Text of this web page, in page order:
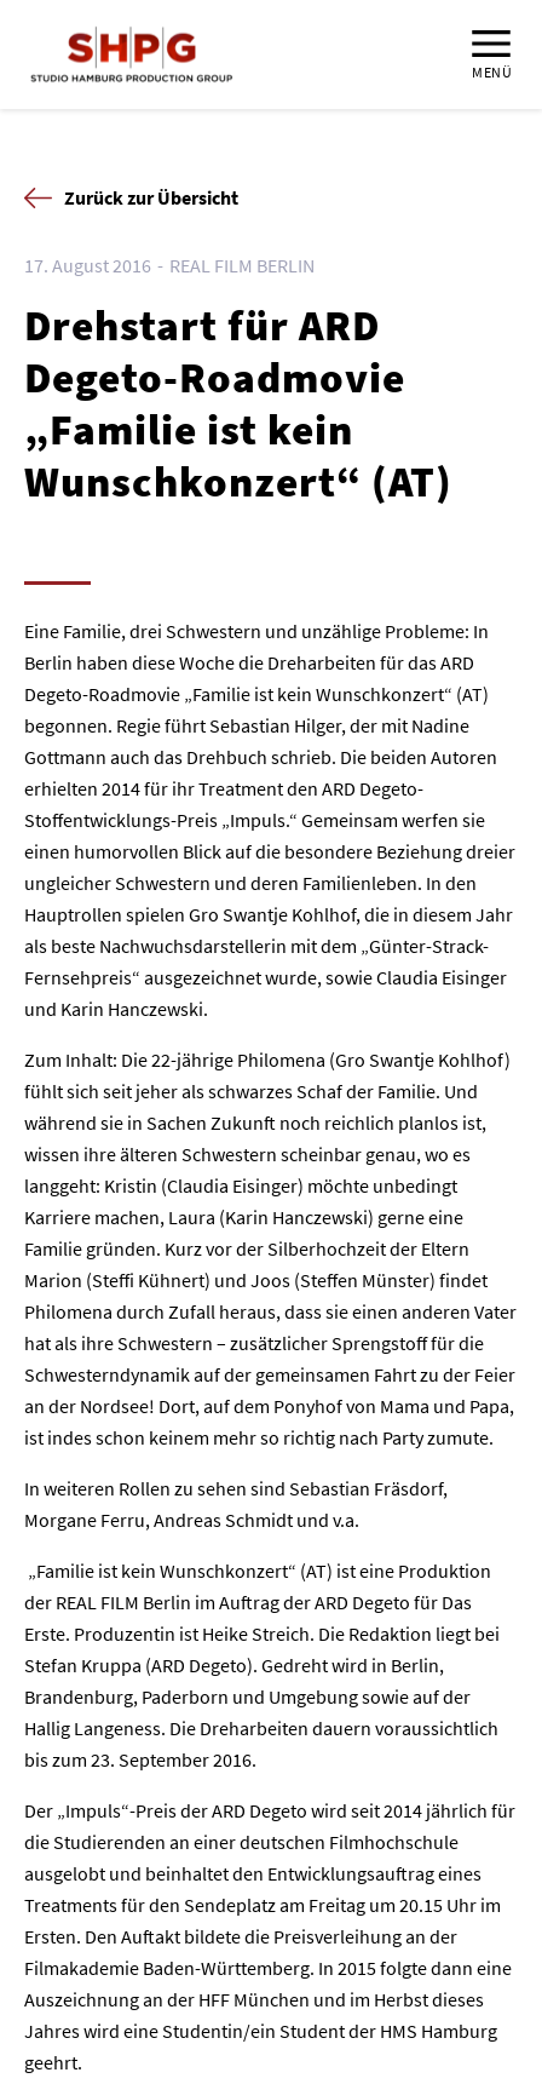
MENÜ
Zurück zur Übersicht
17. August 2016 REAL FILM BERLIN
Drehstart für ARD
Degeto-Roadmovie
„Familie ist kein
Wunschkonzert“ (AT)
Eine Familie, drei Schwestern und unzählige Probleme: In
Berlin haben diese Woche die Dreharbeiten für das ARD
Degeto-Roadmovie „Familie ist kein Wunschkonzert“ (AT)
begonnen. Regie führt Sebastian Hilger, der mit Nadine
Gottmann auch das Drehbuch schrieb. Die beiden Autoren
erhielten 2014 für ihr Treatment den ARD Degeto-
Stoffentwicklungs-Preis „Impuls.“ Gemeinsam werfen sie
einen humorvollen Blick auf die besondere Beziehung dreier
ungleicher Schwestern und deren Familienleben. In den
Hauptrollen spielen Gro Swantje Kohlhof, die in diesem Jahr
als beste Nachwuchsdarstellerin mit dem „Günter-Strack-
Fernsehpreis“ ausgezeichnet wurde, sowie Claudia Eisinger
und Karin Hanczewski.
Zum Inhalt: Die 22-jährige Philomena (Gro Swantje Kohlhof)
fühlt sich seit jeher als schwarzes Schaf der Familie. Und
während sie in Sachen Zukunft noch reichlich planlos ist,
wissen ihre älteren Schwestern scheinbar genau, wo es
langgeht: Kristin (Claudia Eisinger) möchte unbedingt
Karriere machen, Laura (Karin Hanczewski) gerne eine
Familie gründen. Kurz vor der Silberhochzeit der Eltern
Marion (Steffi Kühnert) und Joos (Steffen Münster) findet
Philomena durch Zufall heraus, dass sie einen anderen Vater
hat als ihre Schwestern – zusätzlicher Sprengstoff für die
Schwesterndynamik auf der gemeinsamen Fahrt zu der Feier
an der Nordsee! Dort, auf dem Ponyhof von Mama und Papa,
ist indes schon keinem mehr so richtig nach Party zumute.
In weiteren Rollen zu sehen sind Sebastian Fräsdorf,
Morgane Ferru, Andreas Schmidt und v.a.
„Familie ist kein Wunschkonzert“ (AT) ist eine Produktion
der REAL FILM Berlin im Auftrag der ARD Degeto für Das
Erste. Produzentin ist Heike Streich. Die Redaktion liegt bei
Stefan Kruppa (ARD Degeto). Gedreht wird in Berlin,
Brandenburg, Paderborn und Umgebung sowie auf der
Hallig Langeness. Die Dreharbeiten dauern voraussichtlich
bis zum 23. September 2016.
Der „Impuls“-Preis der ARD Degeto wird seit 2014 jährlich für
die Studierenden an einer deutschen Filmhochschule
ausgelobt und beinhaltet den Entwicklungsauftrag eines
Treatments für den Sendeplatz am Freitag um 20.15 Uhr im
Ersten. Den Auftakt bildete die Preisverleihung an der
Filmakademie Baden-Württemberg. In 2015 folgte dann eine
Auszeichnung an der HFF München und im Herbst dieses
Jahres wird eine Studentin/ein Student der HMS Hamburg
geehrt.
Home
Unternehmen
Presse
Karriere
Kontakt